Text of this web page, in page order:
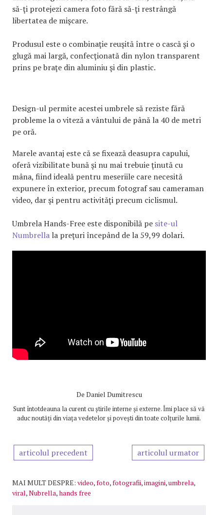
să-ţi protejezi camera foto fără să-ţi restrângă
libertatea de mişcare.
Produsul este o combinaţie reuşită între o cască şi o
glugă mai largă, confecţionată din nylon transparent
prins pe braţe din aluminiu şi din plastic.
Design-ul permite acestei umbrele să reziste fără
probleme la o viteză a vântului de până la 40 de metri
pe oră.
Marele avantaj este că se fixează deasupra capului,
oferă vizibilitate bună şi nu mai trebuie ţinută cu
mâna, fiind ideală pentru meseriile care necesită
expunere în exterior, precum fotograf sau cameraman
video, dar şi pentru activităţi precum ciclismul.
Umbrela Hands-Free este disponibilă pe site-ul
Numbrella la preţuri începând de la 59,99 dolari.
De Daniel Dumitrescu
Sunt întotdeauna la curent cu știrile interne și externe. Îmi place să vă
aduc noutăți din viața vedetelor și povești din toate colțurile lumii.
articolul precedent articolul urmator
MAI MULT DESPRE: video,foto,fotografii,imagini,umbrela,
viral,Nubrella,hands free